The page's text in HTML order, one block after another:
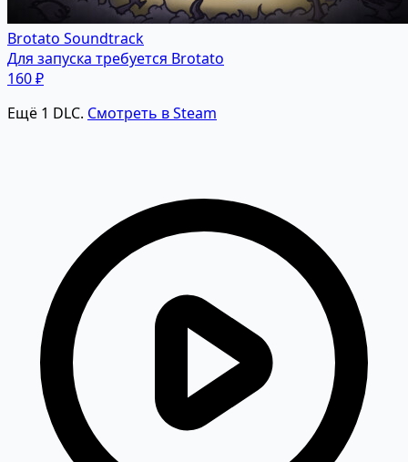
Brotato Soundtrack
Для запуска требуется Brotato
160 ₽
Ещё 1 DLC. Смотреть в Steam